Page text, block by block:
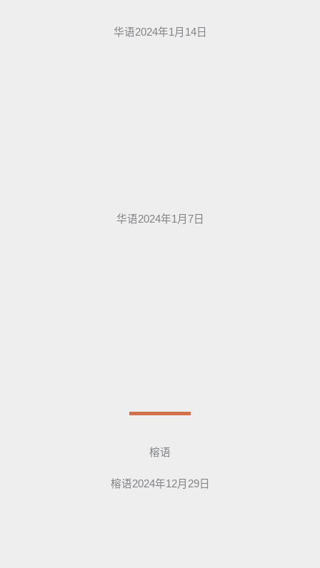
华语2024年1月14日
华语2024年1月7日
榕语
榕语2024年12月29日